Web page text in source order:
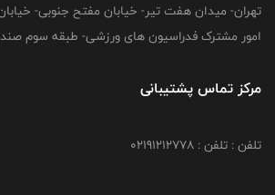
امور مشترک فدراسیون های ورزشی- طبقه سوم صندوق
مرکز تماس پشتیبانی
تلفن : تلفن : 02191212778